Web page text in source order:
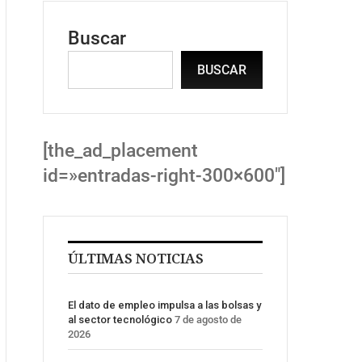
Buscar
BUSCAR
[the_ad_placement
id=»entradas-right-300×600″]
ÚLTIMAS NOTICIAS
El dato de empleo impulsa a las bolsas y
al sector tecnológico 7 de agosto de
2026